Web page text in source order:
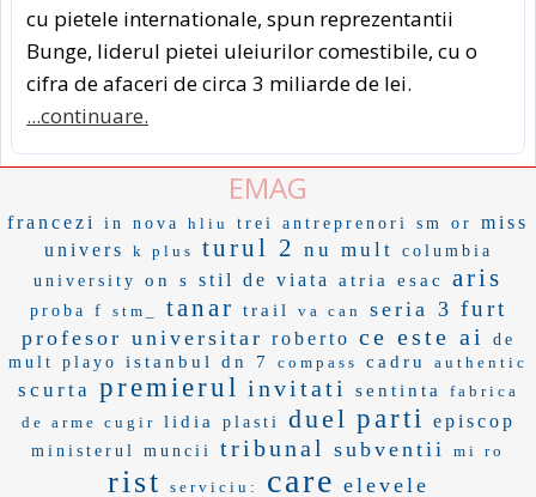
cu pietele internationale, spun reprezentantii
Bunge, liderul pietei uleiurilor comestibile, cu o
cifra de afaceri de circa 3 miliarde de lei.
...continuare.
EMAG
francezi in nova hliu trei antreprenori sm or
miss
univers
k plus turul 2 nu mult
columbia
university
on s stil de viata atria esac aris
proba f stm_ tanar trail va can seria 3 furt
profesor universitar roberto ce este ai
de
mult
playo istanbul dn 7 compass cadru authentic
scurta premierul invitati sentinta
fabrica
de arme cugir lidia plasti duel parti episcop
ministerul muncii tribunal subventii mi ro
rist serviciu: care elevele